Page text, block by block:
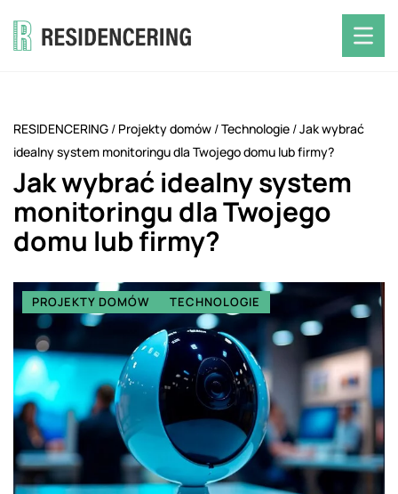
RESIDENCERING / Projekty domów /Technologie /Jak wybrać
idealny system monitoringu dla Twojego domu lub firmy?
Jak wybrać idealny system
monitoringu dla Twojego
domu lub firmy?
PROJEKTY DOMÓW TECHNOLOGIE